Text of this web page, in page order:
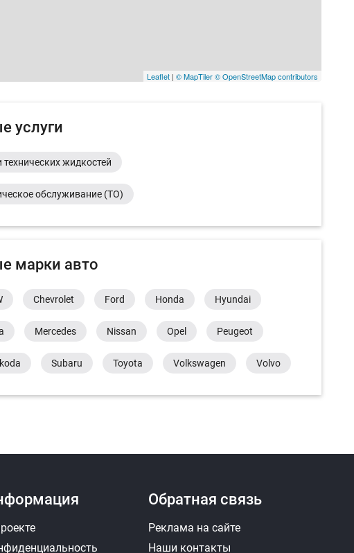
Leaflet | © MapTiler© OpenStreetMap contributors
услуги
жидкостей
обслуживание (ТО)
марки авто
Chevrolet Ford Honda Hyundai
Mercedes Nissan Opel Peugeot
Subaru Toyota Volkswagen Volvo
Обратная связь
Реклама на сайте
Наши контакты